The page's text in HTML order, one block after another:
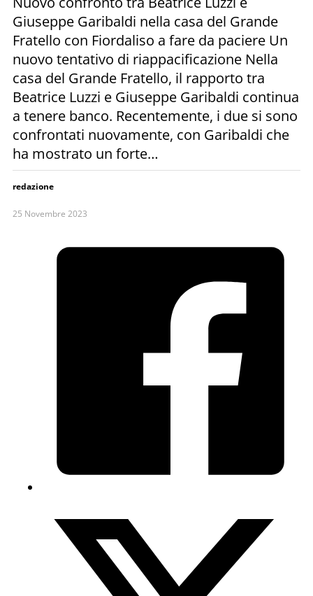
Giuseppe Garibaldi nella casa del Grande
Fratello con Fiordaliso a fare da paciere Un
nuovo tentativo di riappacificazione Nella
casa del Grande Fratello, il rapporto tra
Beatrice Luzzi e Giuseppe Garibaldi continua
a tenere banco. Recentemente, i due si sono
confrontati nuovamente, con Garibaldi che
ha mostrato un forte…
redazione
25 Novembre 2023